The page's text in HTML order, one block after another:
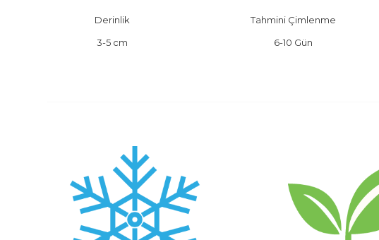
Derinlik
3-5 cm
Tahmini Çimlenme
6-10 Gün